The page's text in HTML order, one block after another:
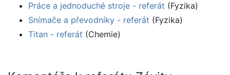
Práce a jednoduché stroje - referát (Fyzika)
Snímače a převodníky - referát (Fyzika)
Titan - referát (Chemie)